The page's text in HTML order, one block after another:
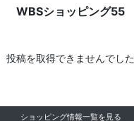
WBSショッピング55
投稿を取得できませんでした
ショッピング情報一覧を見る